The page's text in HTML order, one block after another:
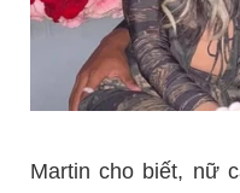
Martin cho biết, nữ